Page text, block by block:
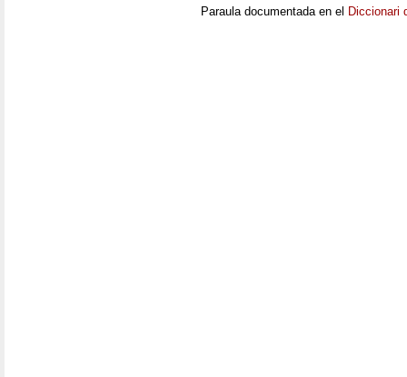
Paraula documentada en el Diccionari